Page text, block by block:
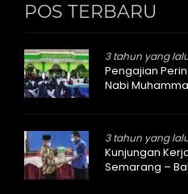
POS TERBARU
3 tahun yang
Pengajian
Nabi
3 tahun yang
Kunjungan
Semarang –